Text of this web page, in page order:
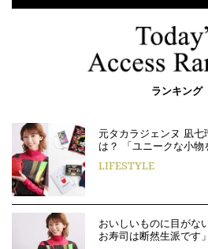
ランキング
元タカラジェンヌ 凪
は？ 「ユニークな小
LIFESTYLE
おいしいものに目がな
お寿司は断然生派です